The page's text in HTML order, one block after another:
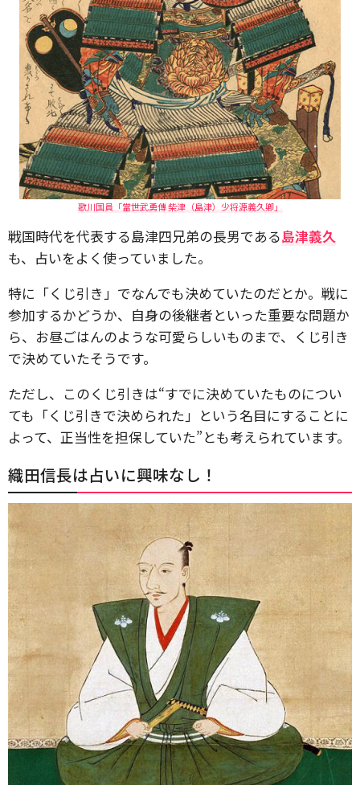
歌川国員「當世武勇傳 柴津（島津）少将源義久卿」
戦国時代を代表する島津四兄弟の長男である島津義久
も、占いをよく使っていました。
特に「くじ引き」でなんでも決めていたのだとか。戦に
参加するかどうか、自身の後継者といった重要な問題か
ら、お昼ごはんのような可愛らしいものまで、くじ引き
で決めていたそうです。
ただし、このくじ引きは“すでに決めていたものについ
ても「くじ引きで決められた」という名目にすることに
よって、正当性を担保していた”とも考えられています。
織田信長は占いに興味なし！